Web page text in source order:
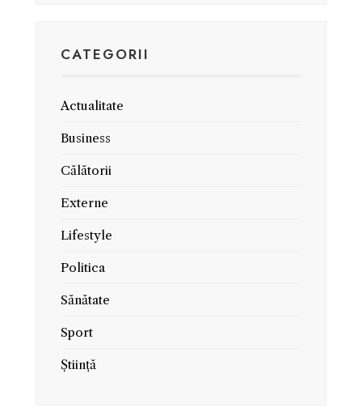
CATEGORII
Actualitate
Business
Călătorii
Externe
Lifestyle
Politica
Sănătate
Sport
Știință